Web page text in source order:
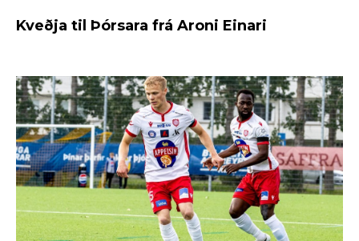
Kveðja til Þórsara frá Aroni Einari